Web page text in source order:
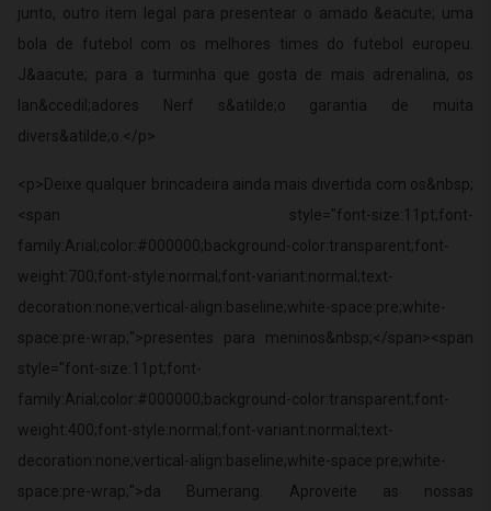
junto, outro item legal para presentear o amado &eacute; uma
bola de futebol com os melhores times do futebol europeu.
J&aacute; para a turminha que gosta de mais adrenalina, os
lan&ccedil;adores Nerf s&atilde;o garantia de muita
divers&atilde;o.</p>
<p>Deixe qualquer brincadeira ainda mais divertida com os&nbsp;
<span style="font-size:11pt;font-
family:Arial;color:#000000;background-color:transparent;font-
weight:700;font-style:normal;font-variant:normal;text-
decoration:none;vertical-align:baseline;white-space:pre;white-
space:pre-wrap;">presentes para meninos&nbsp;</span><span
style="font-size:11pt;font-
family:Arial;color:#000000;background-color:transparent;font-
weight:400;font-style:normal;font-variant:normal;text-
decoration:none;vertical-align:baseline;white-space:pre;white-
space:pre-wrap;">da Bumerang. Aproveite as nossas